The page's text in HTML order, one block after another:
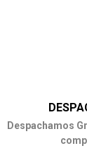
Despachamos